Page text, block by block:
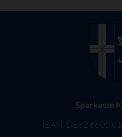
Sparkasse
IBAN: DE82 6605